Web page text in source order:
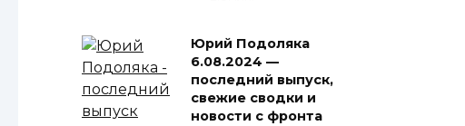
Юрий Подоляка
6.08.2024 —
последний выпуск,
свежие сводки и
новости с фронта